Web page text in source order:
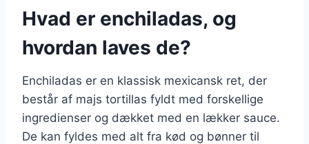
Hvad er enchiladas, og
hvordan laves de?
Enchiladas er en klassisk mexicansk ret, der
består af majs tortillas fyldt med forskellige
ingredienser og dækket med en lækker sauce.
De kan fyldes med alt fra kød og bønner til